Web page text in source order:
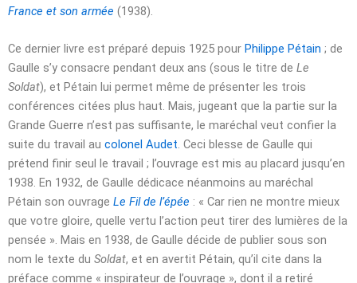
France et son armée (1938).
Ce dernier livre est préparé depuis 1925 pour Philippe Pétain ; de
Gaulle s’y consacre pendant deux ans (sous le titre de Le
Soldat), et Pétain lui permet même de présenter les trois
conférences citées plus haut. Mais, jugeant que la partie sur la
Grande Guerre n’est pas suffisante, le maréchal veut confier la
suite du travail au colonel Audet. Ceci blesse de Gaulle qui
prétend finir seul le travail ; l’ouvrage est mis au placard jusqu’en
1938. En 1932, de Gaulle dédicace néanmoins au maréchal
Pétain son ouvrage Le Fil de l’épée : « Car rien ne montre mieux
que votre gloire, quelle vertu l’action peut tirer des lumières de la
pensée ». Mais en 1938, de Gaulle décide de publier sous son
nom le texte du Soldat, et en avertit Pétain, qu’il cite dans la
préface comme « inspirateur de l’ouvrage », dont il a retiré